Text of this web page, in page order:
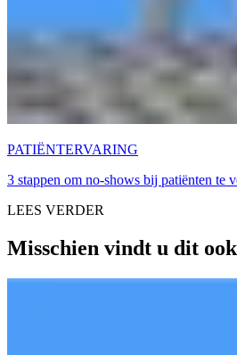
PATIËNTERVARING
3 stappen om no-shows bij patiënten te
LEES VERDER
Misschien vindt u dit